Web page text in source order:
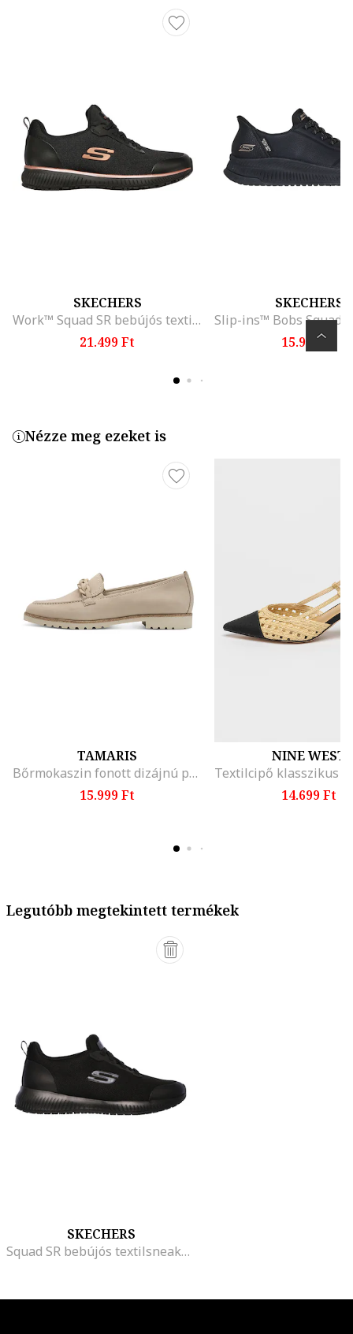
SKECHERS
Work™ Squad SR bebújós textilsneaker, Fekete/Rózsaarany
21.499 Ft
SKECHERS
15.999 Ft
Nézze meg ezeket is
TAMARIS
Bőrmokaszin fonott dizájnú pánttal, Világos tópbarna
15.999 Ft
NINE WEST
14.699 Ft
Legutóbb megtekintett termékek
SKECHERS
Squad SR bebújós textilsneaker, Onyx Black